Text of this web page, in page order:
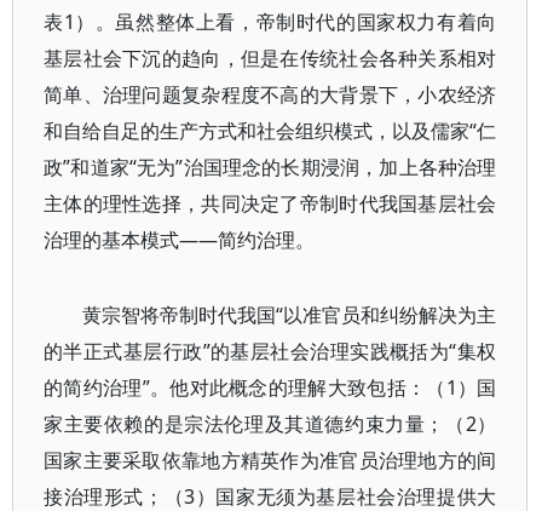
表1）。虽然整体上看，帝制时代的国家权力有着向
基层社会下沉的趋向，但是在传统社会各种关系相对
简单、治理问题复杂程度不高的大背景下，小农经济
和自给自足的生产方式和社会组织模式，以及儒家“仁
政”和道家“无为”治国理念的长期浸润，加上各种治理
主体的理性选择，共同决定了帝制时代我国基层社会
治理的基本模式——简约治理。
黄宗智将帝制时代我国“以准官员和纠纷解决为主
的半正式基层行政”的基层社会治理实践概括为“集权
的简约治理”。他对此概念的理解大致包括：（1）国
家主要依赖的是宗法伦理及其道德约束力量；（2）
国家主要采取依靠地方精英作为准官员治理地方的间
接治理形式；（3）国家无须为基层社会治理提供大